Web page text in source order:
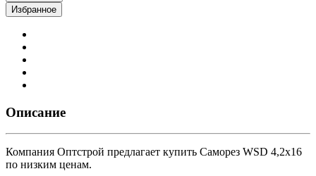
Избранное
Описание
Компания Оптстрой предлагает купить Саморез WSD 4,2х16
по низким ценам.